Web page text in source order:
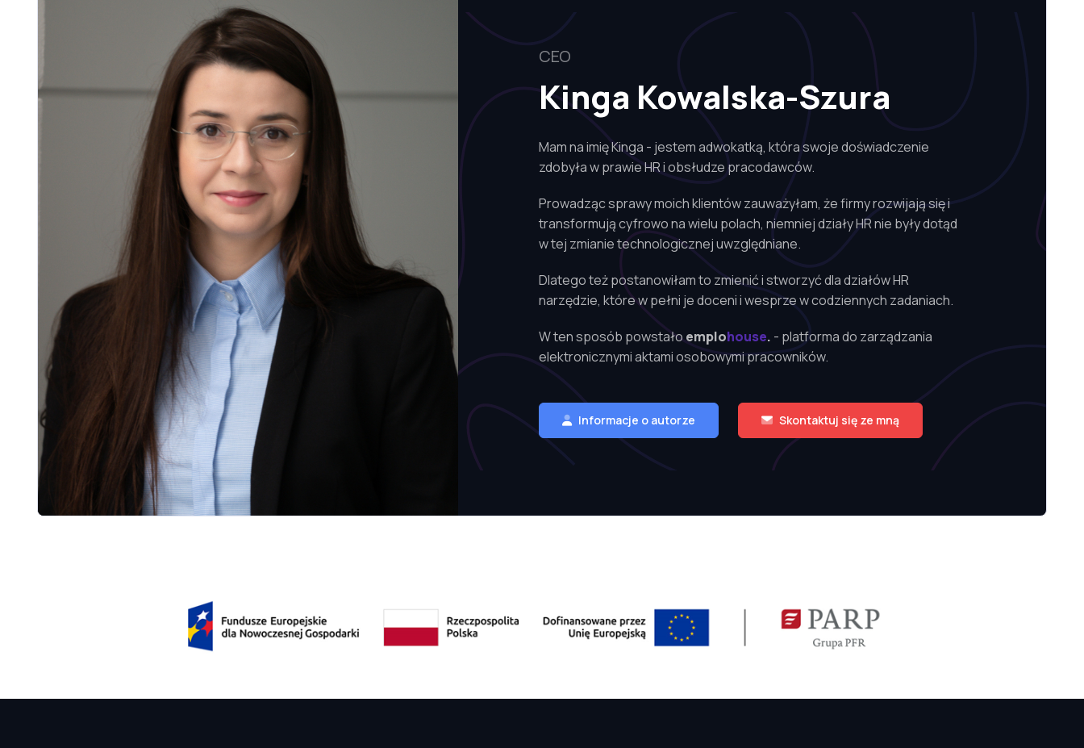
CEO
Kinga Kowalska-Szura
Mam na imię Kinga - jestem adwokatką, która swoje doświadczenie
zdobyła w prawie HR i obsłudze pracodawców.
Prowadząc sprawy moich klientów zauważyłam, że firmy rozwijają się i
transformują cyfrowo na wielu polach, niemniej działy HR nie były dotąd
w tej zmianie technologicznej uwzględniane.
Dlatego też postanowiłam to zmienić i stworzyć dla działów HR
narzędzie, które w pełni je doceni i wesprze w codziennych zadaniach.
W ten sposób powstało emplohouse - platforma do zarządzania
elektronicznymi aktami osobowymi pracowników.
Informacje o autorze Skontaktuj się ze mną